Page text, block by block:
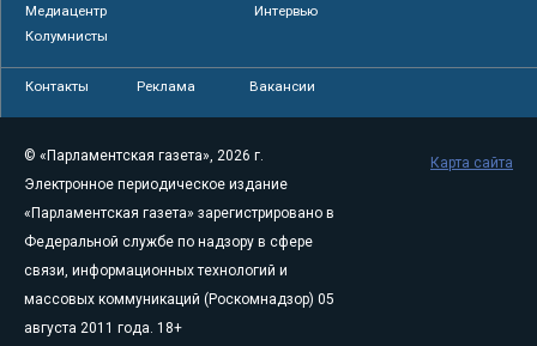
Медиацентр
Интервью
Колумнисты
Контакты Реклама Вакансии
© «Парламентская газета», 2026 г.
Электронное периодическое издание
«Парламентская газета» зарегистрировано в
Федеральной службе по надзору в сфере
связи, информационных технологий и
массовых коммуникаций (Роскомнадзор) 05
августа 2011 года. 18+
Карта сайта